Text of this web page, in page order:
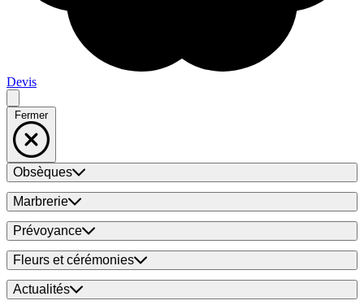
Devis
Fermer
Obsèques
Marbrerie
Prévoyance
Fleurs et cérémonies
Actualités